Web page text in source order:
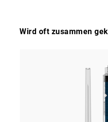
Wird oft zusammen